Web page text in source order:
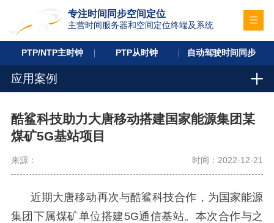
专注时间同步空间定位
主营时间服务器和空间定位终端及系统
PTP/NTP主时钟 PTP从时钟 自动驾驶时间同步
应用案例
酷鲨科技助力大唐移动搭建国家能源集团某
煤矿5G基站项目
来源： 时间：2022-12-21
近期大唐移动再次与酷鲨科技合作，为国家能源
集团下属煤矿单位搭建5G通信基站。本次合作与之